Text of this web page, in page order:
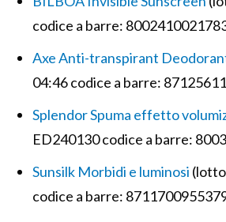
codice a barre:
Axe Anti-transpirant
04:46 codice a barre:
Splendor Spuma effetto
ED240130 codice a barre:
Sunsilk Morbidi e luminosi
codice a barre: